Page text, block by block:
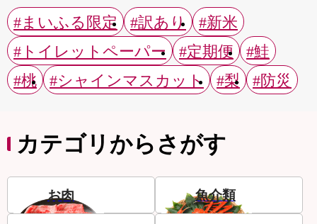
#まいふる限定
#訳あり
#新米
#トイレットペーパー
#定期便
#鮭
#桃
#シャインマスカット #梨 #防災
カテゴリからさがす
お肉 魚介類